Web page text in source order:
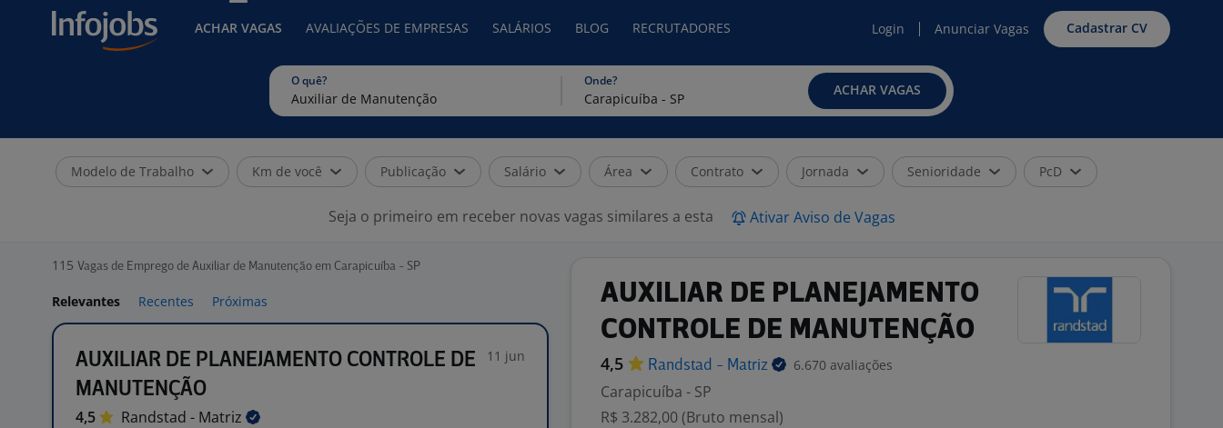
ACHAR VAGAS AVALIAÇÕES DE EMPRESAS SALÁRIOS BLOG RECRUTADORES Login Anunciar Vagas Cadastrar CV
O quê? Onde?
ACHAR VAGAS
Modelo de Trabalho Km de você Publicação Salário Área Contrato Jornada Senioridade PcD
Seja o primeiro em receber novas vagas similares a esta Ativar Aviso de Vagas
115 Vagas de Emprego de Auxiliar de Manutenção em Carapicuíba - SP
Relevantes Recentes Próximas
AUXILIAR DE PLANEJAMENTO CONTROLE DE
MANUTENÇÃO
11 jun
4,5 Randstad - Matriz
AUXILIAR DE PLANEJAMENTO
CONTROLE DE MANUTENÇÃO
4,5 Randstad - Matriz 6.670 avaliações
Carapicuíba - SP
R$ 3.282,00 (Bruto mensal)